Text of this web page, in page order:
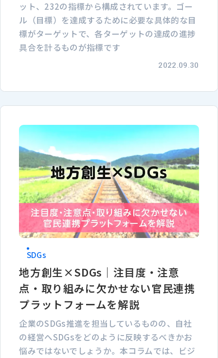
ット、232の指標から構成されています。ゴー
ル（目標）を達成するために必要な具体的な目
標がターゲットで、各ターゲットの達成の進捗
具合を計るものが指標です
2022.09.30
SDGs
地方創生×SDGs｜注目度・注意
点・取り組みに欠かせない官民連携
プラットフォームを解説
企業のSDGs推進を担当しているものの、自社
の経営へSDGsをどのように反映するべきかお
悩みではないでしょうか。本コラムでは、ビジ